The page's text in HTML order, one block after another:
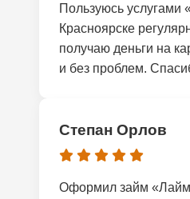
Пользуюсь услугами
Красноярске
получаю деньги на
и без проблем.
Степан Орлов
Оформил займ